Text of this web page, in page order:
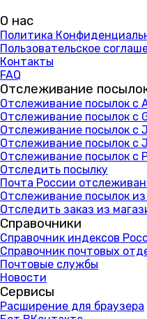
О нас
Политика
Пользовательское
Контакты
FAQ
Отслеживание
Отслеживание посылок с
Отслеживание посылок с
Отслеживание посылок с
Отслеживание посылок с
Отслеживание посылок с
Отследить посылку
Почта России
Отслеживание посылок
Отследить заказ из
Справочники
Справочник индексов
Справочник почтовых
Почтовые службы
Новости
Сервисы
Расширение для браузера